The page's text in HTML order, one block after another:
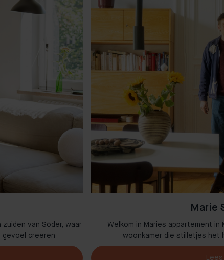
van Söder, waar
gevoel creëren
Marie
Welkom in Maries appartement
woonkamer die stilletjes het